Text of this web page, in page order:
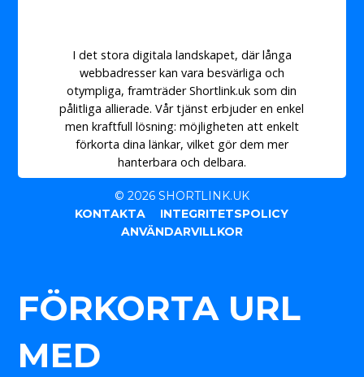
I det stora digitala landskapet, där långa
webbadresser kan vara besvärliga och
otympliga, framträder Shortlink.uk som din
pålitliga allierade. Vår tjänst erbjuder en enkel
men kraftfull lösning: möjligheten att enkelt
förkorta dina länkar, vilket gör dem mer
hanterbara och delbara.
© 2026 SHORTLINK.UK
KONTAKTA
INTEGRITETSPOLICY
ANVÄNDARVILLKOR
FÖRKORTA URL
MED